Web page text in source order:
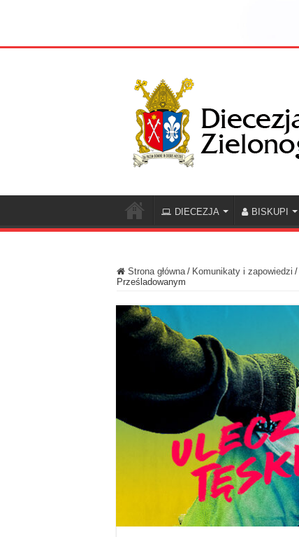
DIECEZJA BISKUPI
Strona główna / Komunikaty i zapowiedzi /
Prześladowanym